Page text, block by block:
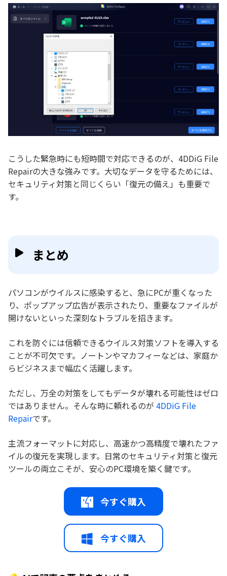
こうした緊急時にも短時間で対応できるのが、4DDiG File
Repairの大きな強みです。大切なデータを守るためには、
セキュリティ対策と同じくらい「復元の備え」も重要で
す。
まとめ
パソコンがウイルスに感染すると、急にPCが重くなった
り、ポップアップ広告が表示されたり、重要なファイルが
開けないといった深刻なトラブルを招きます。
これを防ぐには信頼できるウイルス対策ソフトを導入する
ことが不可欠です。ノートンやマカフィーなどは、家庭か
らビジネスまで幅広く活躍します。
ただし、万全の対策をしてもデータが壊れる可能性はゼロ
ではありません。そんな時に頼れるのが 4DDiG File
Repairです。
主流フォーマットに対応し、高速かつ高精度で壊れたファ
イルの復元を実現します。日常のセキュリティ対策と復元
ツールの両立こそが、安心のPC環境を築く鍵です。
今すぐ購入
今すぐ購入